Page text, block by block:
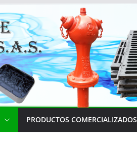
PRODUCTOS COMERCIALIZADOS